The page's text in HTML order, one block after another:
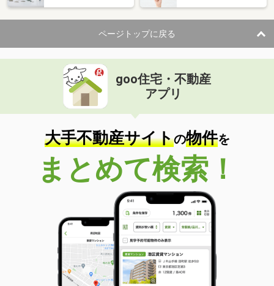
ページトップに戻る
goo住宅・不動産
アプリ
大手不動産サイトの物件を
まとめて検索！